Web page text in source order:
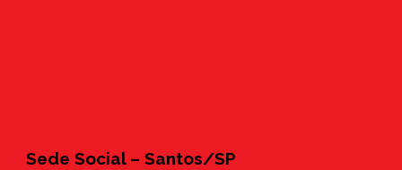
Sede Social – Santos/SP